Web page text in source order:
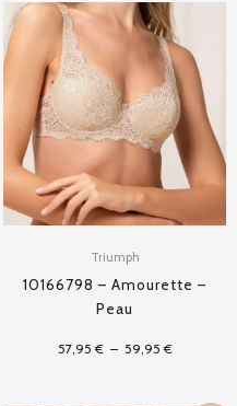
Triumph
10166798 – Amourette –
Peau
57,95€ – 59,95€
Plage
de
prix :
57,95 €
à
59,95 €